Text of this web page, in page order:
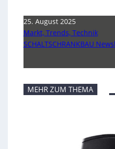
25. August 2025
Markt, Trends, Technik
SCHALTSCHRANKBAU
MEHR ZUM THEMA